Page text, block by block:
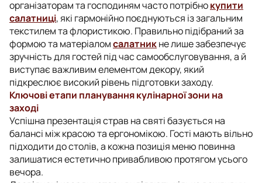
організаторам та господиням часто потрібнокупити
салатниці, які гармонійно поєднуються із загальним
текстилем та флористикою. Правильно підібраний за
формою та матеріаломсалатникне лише забезпечує
зручність для гостей під час самообслуговування, а й
виступає важливим елементом декору, який
підкреслює високий рівень підготовки заходу.
Ключові етапи планування кулінарної зони на
заході
Успішна презентація страв на святі базується на
балансі між красою та ергономікою. Гості мають вільно
підходити до столів, а кожна позиція меню повинна
залишатися естетично привабливою протягом усього
вечора.